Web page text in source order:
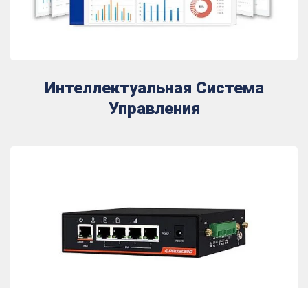
Интеллектуальная Система
Управления